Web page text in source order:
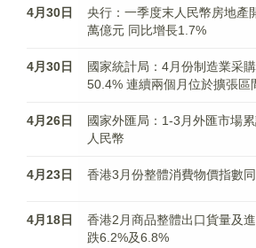
4月30日
央行：一季度末人民幣房地產
萬億元 同比增長1.7%
4月30日
國家統計局：4月份制造業采
50.4% 連續兩個月位於擴張區
4月26日
國家外匯局：1-3月外匯市場
人民幣
4月23日 香港3月份整體消費物價指數
4月18日
香港2月商品整體出口貨量及
跌6.2%及6.8%